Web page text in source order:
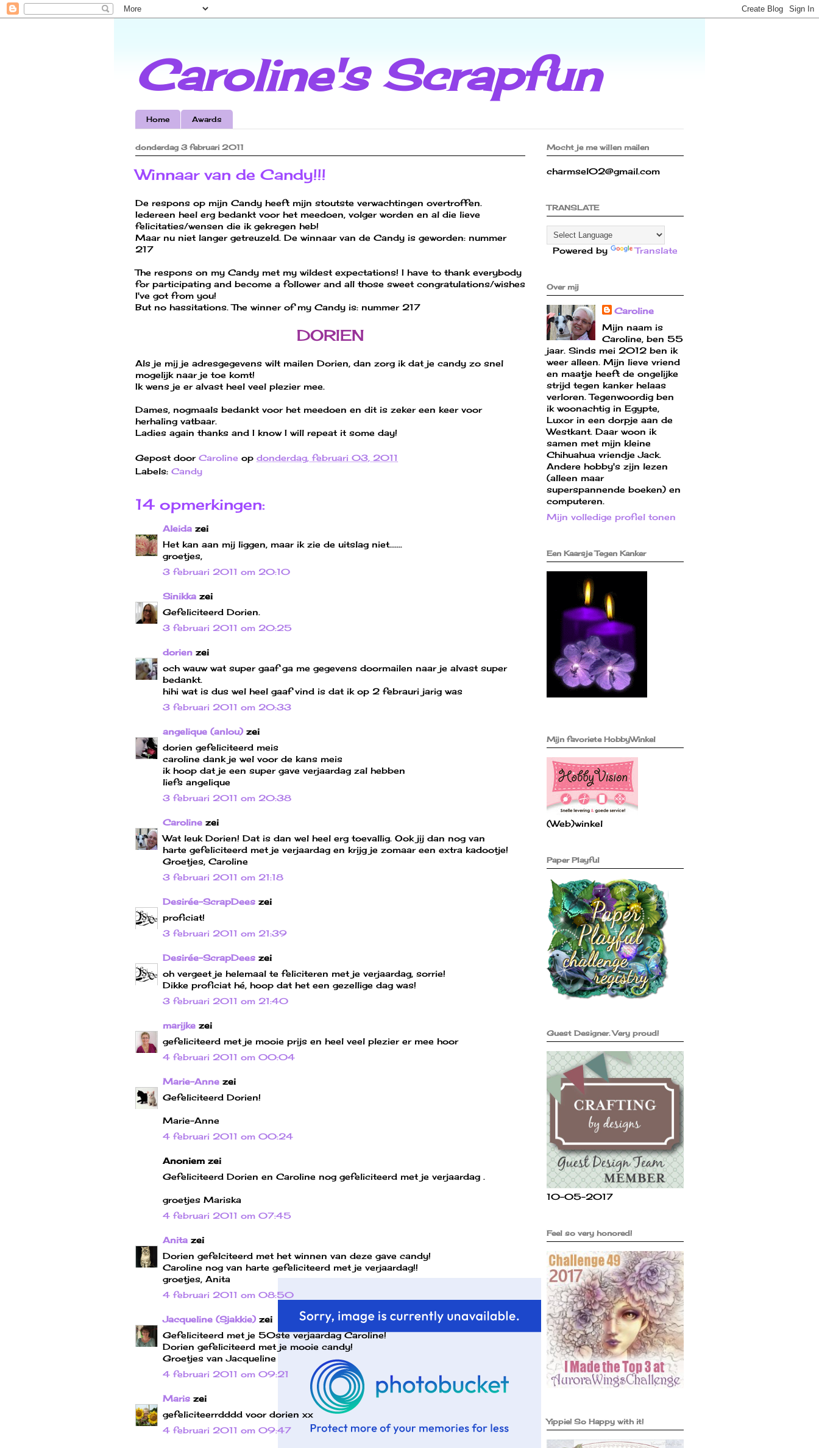
Caroline's Scrapfun
Home Awards
donderdag 3 februari 2011
Winnaar van de Candy!!!
De respons op mijn Candy heeft mijn stoutste verwachtingen overtroffen.
Iedereen heel erg bedankt voor het meedoen, volger worden en al die lieve
felicitaties/wensen die ik gekregen heb!
Maar nu niet langer getreuzeld. De winnaar van de Candy is geworden: nummer
217
The respons on my Candy met my wildest expectations! I have to thank everybody
for participating and become a follower and all those sweet congratulations/wishes
I've got from you!
But no hassitations. The winner of my Candy is: nummer 217
DORIEN
Als je mij je adresgegevens wilt mailen Dorien, dan zorg ik dat je candy zo snel
mogelijk naar je toe komt!
Ik wens je er alvast heel veel plezier mee.
Dames, nogmaals bedankt voor het meedoen en dit is zeker een keer voor
herhaling vatbaar.
Ladies again thanks and I know I will repeat it some day!
Gepost door Caroline op donderdag, februari 03, 2011
Labels: Candy
14 opmerkingen:
Aleida zei
Het kan aan mij liggen, maar ik zie de uitslag niet.......
groetjes,
3 februari 2011 om 20:10
Sinikka zei
Gefeliciteerd Dorien.
3 februari 2011 om 20:25
dorien zei
och wauw wat super gaaf ga me gegevens doormailen naar je alvast super
bedankt.
hihi wat is dus wel heel gaaf vind is dat ik op 2 febrauri jarig was
3 februari 2011 om 20:33
angelique (anlou) zei
dorien gefeliciteerd meis
caroline dank je wel voor de kans meis
ik hoop dat je een super gave verjaardag zal hebben
liefs angelique
3 februari 2011 om 20:38
Caroline zei
Wat leuk Dorien! Dat is dan wel heel erg toevallig. Ook jij dan nog van
harte gefeliciteerd met je verjaardag en krijg je zomaar een extra kadootje!
Groetjes, Caroline
3 februari 2011 om 21:18
Desirée-ScrapDees zei
proficiat!
3 februari 2011 om 21:39
Desirée-ScrapDees zei
oh vergeet je helemaal te feliciteren met je verjaardag, sorrie!
Dikke proficiat hé, hoop dat het een gezellige dag was!
3 februari 2011 om 21:40
marijke zei
gefeliciteerd met je mooie prijs en heel veel plezier er mee hoor
4 februari 2011 om 00:04
Marie-Anne zei
Gefeliciteerd Dorien!
Marie-Anne
4 februari 2011 om 00:24
Anoniem zei
Gefeliciteerd Dorien en Caroline nog gefeliciteerd met je verjaardag .
groetjes Mariska
4 februari 2011 om 07:45
Anita zei
Dorien gefelciteerd met het winnen van deze gave candy!
Caroline nog van harte gefeliciteerd met je verjaardag!!
groetjes, Anita
4 februari 2011 om 08:50
Jacqueline (Sjakkie) zei
Gefeliciteerd met je 50ste verjaardag Caroline!
Dorien gefeliciteerd met je mooie candy!
Groetjes van Jacqueline
4 februari 2011 om 09:21
Maris zei
gefeliciteerrdddd voor dorien xx
4 februari 2011 om 09:47
Mocht je me willen mailen
charmsel02@gmail.com
TRANSLATE
Powered by Translate
Over mij
Caroline
Mijn naam is
Caroline, ben 55
jaar. Sinds mei 2012 ben ik
weer alleen. Mijn lieve vriend
en maatje heeft de ongelijke
strijd tegen kanker helaas
verloren. Tegenwoordig ben
ik woonachtig in Egypte,
Luxor in een dorpje aan de
Westkant. Daar woon ik
samen met mijn kleine
Chihuahua vriendje Jack.
Andere hobby's zijn lezen
(alleen maar
superspannende boeken) en
computeren.
Mijn volledige profiel tonen
Een Kaarsje Tegen Kanker
Mijn favoriete HobbyWinkel
(Web)winkel
Paper Playful
Guest Designer. Very proud!
10-05-2017
Feel so very honored!
Yippie! So Happy with it!